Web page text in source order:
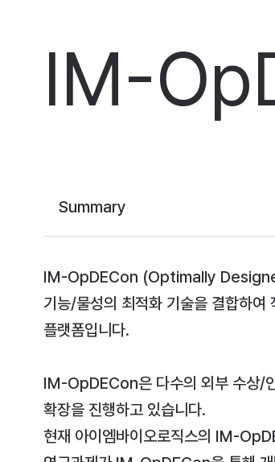
IM-
Summary
IM-OpDECon (Optimally
기능/물성의 최적화 기술을 결합하여
플랫폼입니다.
IM-OpDECon은 다수의 외부 수상/
확장을 진행하고 있습니다.
현재 아이엠바이오로직스의 IM-